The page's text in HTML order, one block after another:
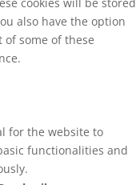
also have the option
some of these
for the website to
functionalities and